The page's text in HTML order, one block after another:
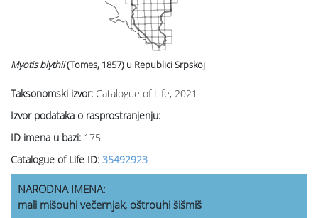
Taksonomski izvor: Catalogue of Life, 2021
Izvor podataka o rasprostranjenju:
ID imena u bazi: 175
Catalogue of Life ID: 35492923
Myotis blythii(Tomes, 1857) u Republici Srpskoj
NARODNA IMENA:
mali mišouhi večernjak, oštrouhi šišmiš